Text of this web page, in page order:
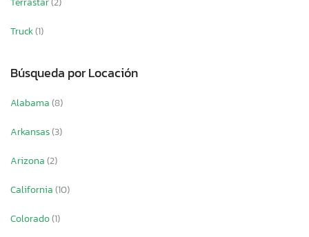
Truck(1)
Búsqueda por Locación
Alabama(8)
Arkansas(3)
Arizona(2)
California(10)
Colorado(1)